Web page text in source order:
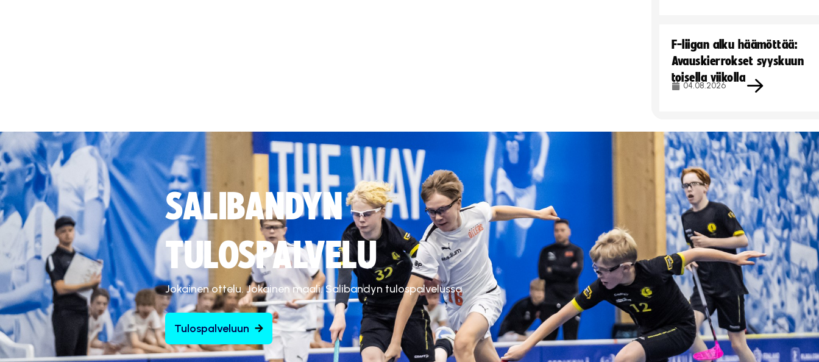
F-liigan alku häämöttää:
Avauskierrokset syyskuun
toisella viikolla
04.08.2026
SALIBANDYN
TULOSPALVELU
Jokainen ottelu. Jokainen maali. Salibandyn tulospalvelussa.
Tulospalveluun